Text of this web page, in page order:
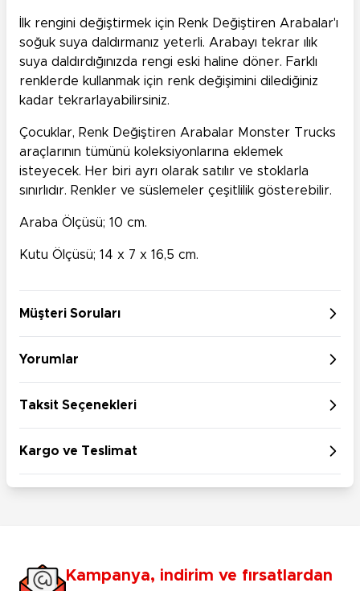
İlk rengini değiştirmek için Renk Değiştiren Arabalar'ı
soğuk suya daldırmanız yeterli. Arabayı tekrar ılık
suya daldırdığınızda rengi eski haline döner. Farklı
renklerde kullanmak için renk değişimini dilediğiniz
kadar tekrarlayabilirsiniz.
Çocuklar, Renk Değiştiren Arabalar Monster Trucks
araçlarının tümünü koleksiyonlarına eklemek
isteyecek. Her biri ayrı olarak satılır ve stoklarla
sınırlıdır. Renkler ve süslemeler çeşitlilik gösterebilir.
Araba Ölçüsü; 10 cm.
Kutu Ölçüsü; 14 x 7 x 16,5 cm.
Müşteri Soruları
Yorumlar
Taksit Seçenekleri
Kargo ve Teslimat
Kampanya, indirim ve fırsatlardan